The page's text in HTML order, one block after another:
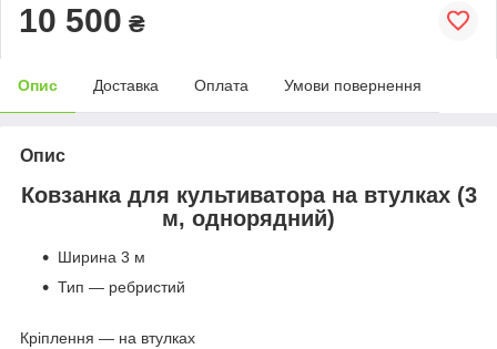
10 500 ₴
Опис Доставка Оплата Умови повернення
Опис
Ковзанка для культиватора на втулках (3
м, однорядний)
Ширина 3 м
Тип — ребристий
Кріплення — на втулках